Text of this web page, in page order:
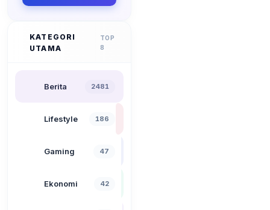
KATEGORI
UTAMA
TOP
8
Berita 2481
Lifestyle 186
Gaming 47
Ekonomi 42